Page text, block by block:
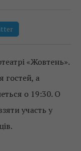
«Жовтень».
гостей, а
о 19:30. О
участь у